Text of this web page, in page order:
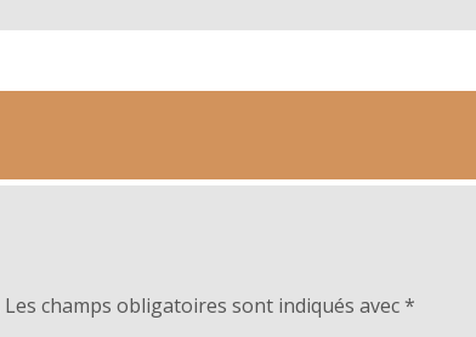
Les champs obligatoires sont indiqués avec*